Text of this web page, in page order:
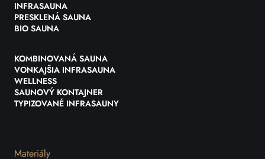
INFRASAUNA
PRESKLENÁ SAUNA
BIO SAUNA
KOMBINOVANÁ SAUNA
VONKAJŠIA INFRASAUNA
WELLNESS
SAUNOVÝ KONTAJNER
TYPIZOVANÉ INFRASAUNY
Materiály